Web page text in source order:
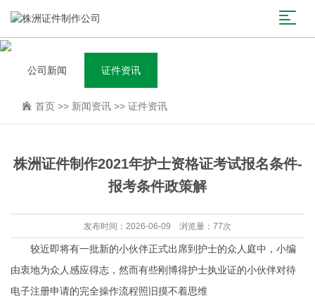
公司新闻 证件资讯
首页 >> 新闻资讯 >> 证件资讯
株洲证件制作2021年护士资格证考试报名条件-
报考条件政策解
发布时间：2026-06-09 浏览量：77次
较近即将有一批新的小伙伴正式出席到护士的众人庭中，小编
由衷地为众人感应得志，然而有些刚博得护士执业证的小伙伴对待
电子注册申请的完全操作流程照旧摸不着思维